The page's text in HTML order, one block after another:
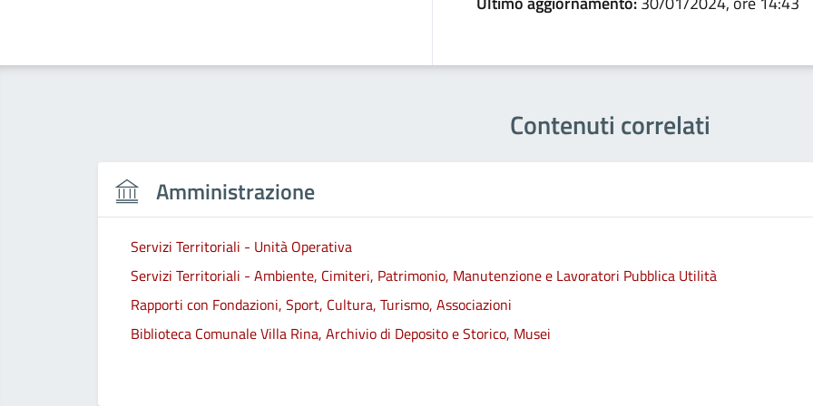
Contenuti correlati
Amministrazione
Servizi Territoriali - Unità Operativa
Servizi Territoriali - Ambiente, Cimiteri, Patrimonio, Manutenzione e Lavoratori Pubblica Utilità
Rapporti con Fondazioni, Sport, Cultura, Turismo, Associazioni
Biblioteca Comunale Villa Rina, Archivio di Deposito e Storico, Musei